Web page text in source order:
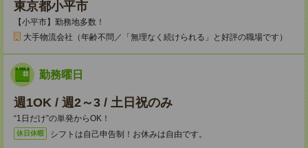
東京都小平市
【小平市】勤務地多数！
大手物流会社（年齢不問／「無理なく続けられる」と好評の職場です）
勤務曜日
週1OK / 週2～3 / 土日祝のみ
“1日だけ”の単発からOK！
休日休暇 シフトは自己申告制！お休みは自由です。